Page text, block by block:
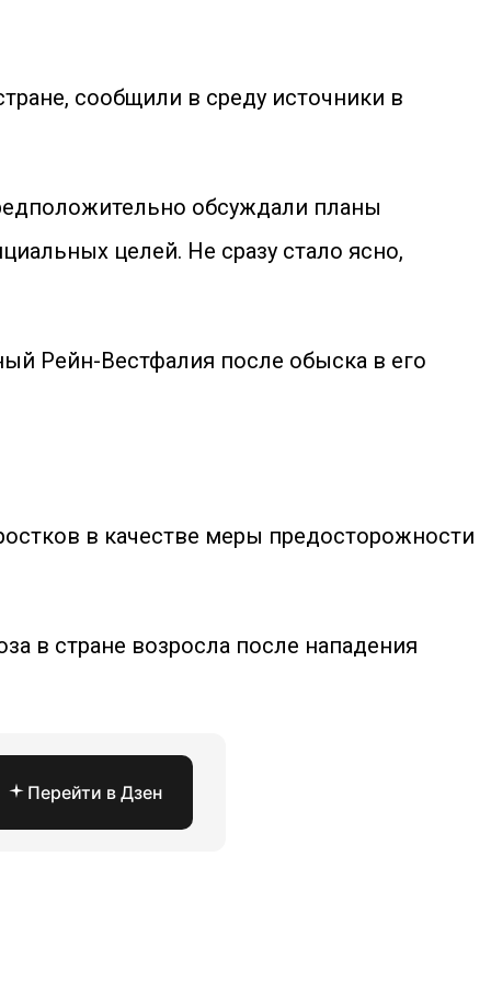
сообщили в среду источники в
обсуждали планы
целей. Не сразу стало ясно,
Рейн-Вестфалия после обыска в его
в качестве меры предосторожности
в стране возросла после нападения
Перейти в Дзен